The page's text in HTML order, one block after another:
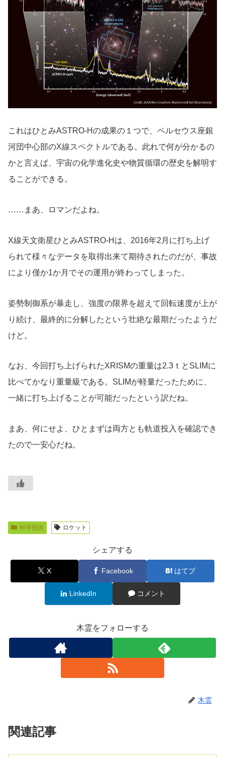
これはひとみASTRO-Hの成果の１つで、ペルセウス座銀
河団中心部のX線スペクトルである。此れで何が分かるの
かと言えば、宇宙の化学進化史や物質循環の歴史を解明す
ることができる。
……まあ、ロマンだよね。
X線天文衛星ひとみASTRO-Hは、2016年2月に打ち上げ
られて様々なデータを取得出来て期待されたのだが、事故
により僅か1か月でその運用が終わってしまった。
姿勢制御系が暴走し、強度の限界を超えて回転速度が上が
り続け、最終的に分解したという壮絶な最期だったようだ
けど。
なお、今回打ち上げられたXRISMの重量は2.3ｔとSLIMに
比べてかなり重量級である。SLIMが軽量だったために、
一緒に打ち上げることが可能だったという訳だね。
まあ、何にせよ、ひとまずは両方とも軌道投入を確認でき
たので一安心だね。
科学技術 ロケット
シェアする
X Facebook はてブ
LinkedIn コメント
木霊をフォローする
木霊
関連記事